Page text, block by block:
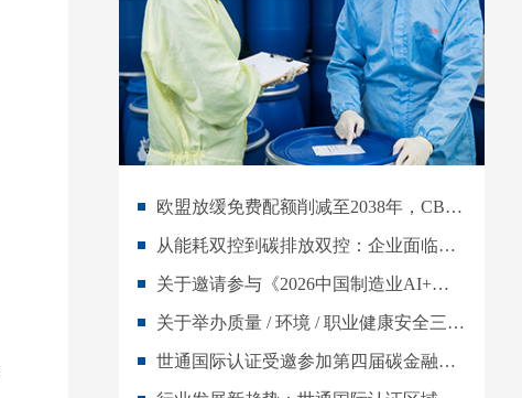
欧盟放缓免费配额削减至2038年，CBAM过渡期延长意味着什么？
从能耗双控到碳排放双控：企业面临的五重考验
关于邀请参与《2026中国制造业AI+能碳管理数字化转型白皮书》编写工作的倡议
关于举办质量 / 环境 / 职业健康安全三体系内审员 AI 实战培训班的通知
世通国际认证受邀参加第四届碳金融大会，重磅启动AI+能碳管理白皮书编制